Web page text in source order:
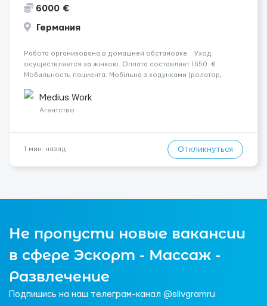
6000 €
Германия
Работа организована в домашней обстановке. Уход
осуществляется за жінкою. Оплата составляет 1650 €.
Мобильность пациента: Мобільна з ходунками (ролатор,
Безперервний сон без пробуджень. Условия и тр...
Medius Work
Агентство
1 мин. назад Откликнуться
Не пропусти новые вакансии
в сфере Эскорт - Массаж -
Развлечение
Подпишись на наш телеграм-канал @slivgramru